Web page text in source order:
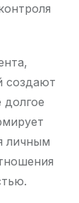
создают
личным